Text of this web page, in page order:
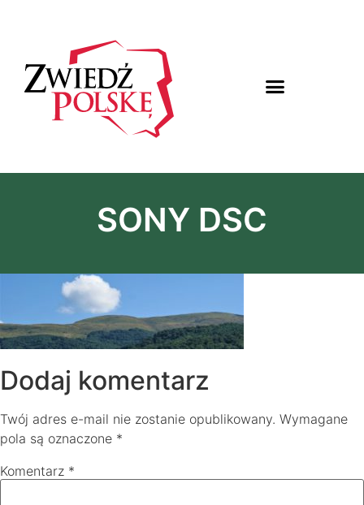
SONY DSC
Dodaj komentarz
Twój adres e-mail nie zostanie opublikowany. Wymagane
pola są oznaczone *
Komentarz *